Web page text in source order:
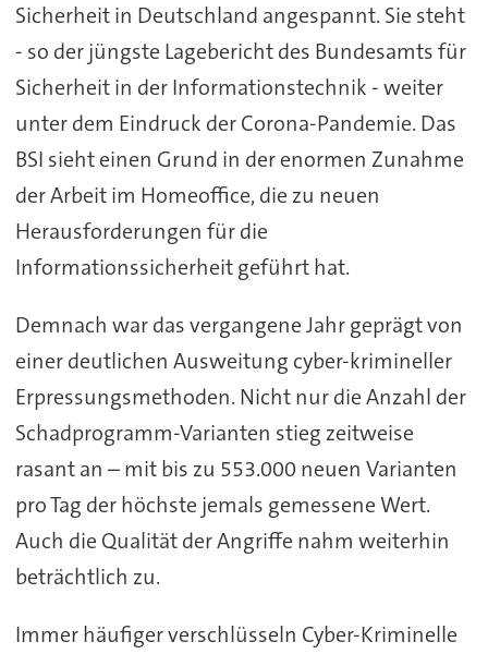
Sicherheit in Deutschland angespannt. Sie steht
- so der jüngste Lagebericht des Bundesamts für
Sicherheit in der Informationstechnik - weiter
unter dem Eindruck der Corona-Pandemie. Das
BSI sieht einen Grund in der enormen Zunahme
der Arbeit im Homeoffice, die zu neuen
Herausforderungen für die
Informationssicherheit geführt hat.
Demnach war das vergangene Jahr geprägt von
einer deutlichen Ausweitung cyber-krimineller
Erpressungsmethoden. Nicht nur die Anzahl der
Schadprogramm-Varianten stieg zeitweise
rasant an – mit bis zu 553.000 neuen Varianten
pro Tag der höchste jemals gemessene Wert.
Auch die Qualität der Angriffe nahm weiterhin
beträchtlich zu.
Immer häufiger verschlüsseln Cyber-Kriminelle